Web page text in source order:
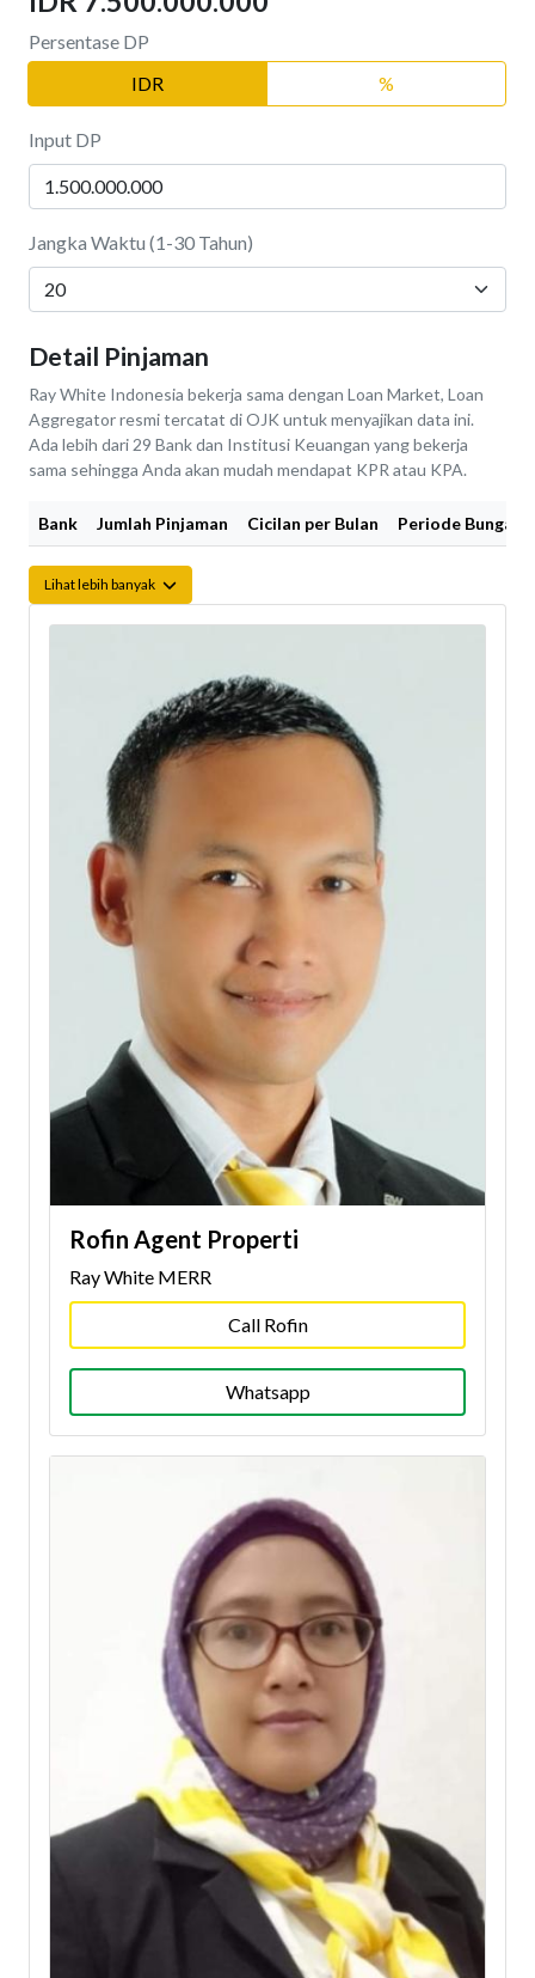
Rofin Agent Properti
Ray White MERR
Call Rofin
Whatsapp
Persentase DP
IDR
%
Input DP
Jangka Waktu (1-30 Tahun)
Detail Pinjaman
Ray White Indonesia bekerja sama dengan Loan Market, Loan
Aggregator resmi tercatat di OJK untuk menyajikan data ini.
Ada lebih dari 29 Bank dan Institusi Keuangan yang bekerja
sama sehingga Anda akan mudah mendapat KPR atau KPA.
Bank Jumlah Pinjaman Cicilan per Bulan Periode Bunga
Lihat lebih banyak